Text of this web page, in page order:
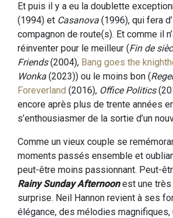
Et puis il y a eu la doublette
(1994) et Casanova (1996), qui fera
compagnon de route(s). Et comme il
réinventer pour le meilleur (Fin de
Friends(2004), Bang goes the
Wonka (2023)) ou le moins bon (
Foreverland (2016), Office Politics
encore après plus de trente années
s’enthousiasmer de la sortie d’un
Comme un vieux couple se
moments passés ensemble et
peut-être moins passionnant. Peut-
Rainy Sunday Afternoonest une très
surprise. Neil Hannon revient à ses
élégance, des mélodies magnifiques,